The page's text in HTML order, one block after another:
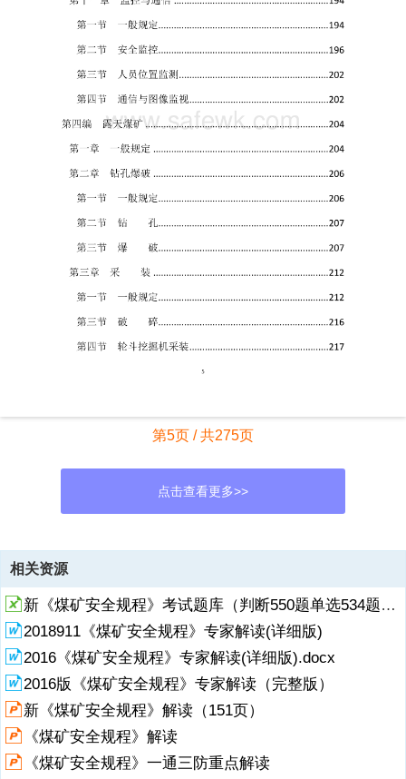
第5页 / 共275页
点击查看更多>>
资源描述
相关资源
新《煤矿安全规程》考试题库（判断550题单选534题多选269题116页）
2018911《煤矿安全规程》专家解读(详细版)
2016《煤矿安全规程》专家解读(详细版).docx
2016版《煤矿安全规程》专家解读（完整版）
新《煤矿安全规程》解读（151页）
《煤矿安全规程》解读
《煤矿安全规程》一通三防重点解读